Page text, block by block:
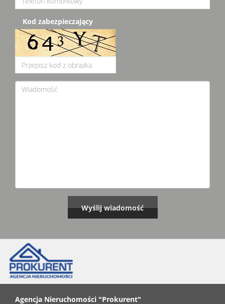
Kod zabezpieczający
Agencja Nieruchomości "Prokurent"